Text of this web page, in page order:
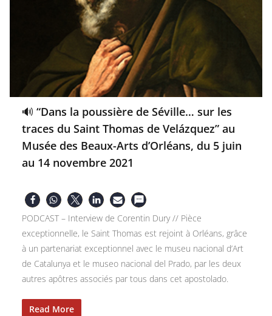
🔊 “Dans la poussière de Séville… sur les
traces du Saint Thomas de Velázquez” au
Musée des Beaux-Arts d’Orléans, du 5 juin
au 14 novembre 2021
PODCAST – Interview de Corentin Dury // Pièce
exceptionnelle, le Saint Thomas est rejoint à Orléans, grâce
à un partenariat exceptionnel avec le museu nacional d’Art
de Catalunya et le museo nacional del Prado, par les deux
autres apôtres associés par tous dans cet apostolado.
Read More